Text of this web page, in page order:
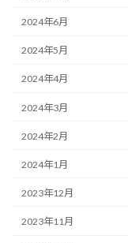
2024年6月
2024年5月
2024年4月
2024年3月
2024年2月
2024年1月
2023年12月
2023年11月